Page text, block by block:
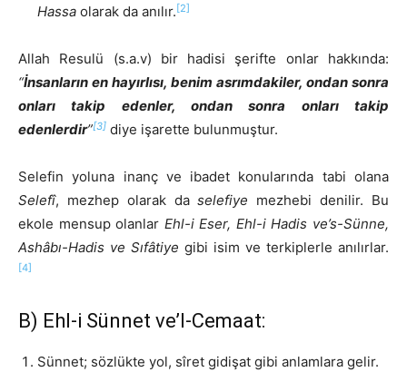
Hassa olarak da anılır.[2]
Allah Resulü (s.a.v) bir hadisi şerifte onlar hakkında:
“İnsanların en hayırlısı, benim asrımdakiler, ondan sonra
onları takip edenler, ondan sonra onları takip
edenlerdir”[3] diye işarette bulunmuştur.
Selefin yoluna inanç ve ibadet konularında tabi olana
Selefî, mezhep olarak daselefiye mezhebi denilir. Bu
ekole mensup olanlar Ehl-i Eser, Ehl-i Hadis ve’s-Sünne,
Ashâbı-Hadis ve Sıfâtiye gibi isim ve terkiplerle anılırlar.
[4]
B) Ehl-i Sünnet ve’l-Cemaat:
Sünnet; sözlükte yol, sîret gidişat gibi anlamlara gelir.